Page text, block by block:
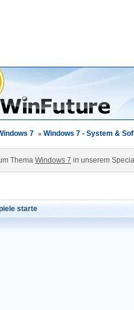
7 » Windows 7 - System &
Thema Windows 7 in unserem
starte